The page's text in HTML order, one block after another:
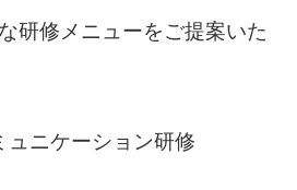
研修メニューをご提案いた
ュニケーション研修